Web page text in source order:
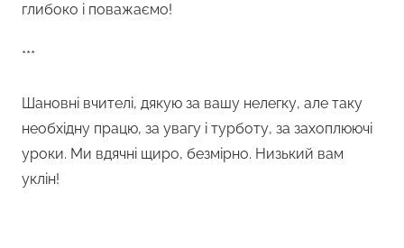
глибоко і поважаємо!
***
Шановні вчителі, дякую за вашу нелегку, але таку
необхідну працю, за увагу і турботу, за захоплюючі
уроки. Ми вдячні щиро, безмірно. Низький вам
уклін!